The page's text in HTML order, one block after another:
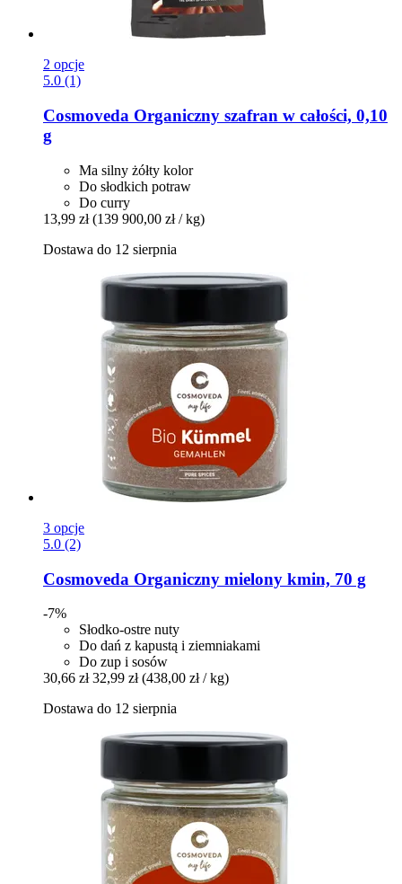
2 opcje
5.0 (1)
Cosmoveda Organiczny szafran w całości, 0,10
g
Ma silny żółty kolor
Do słodkich potraw
Do curry
13,99 zł (139 900,00 zł / kg)
Dostawa do 12 sierpnia
3 opcje
5.0 (2)
Cosmoveda Organiczny mielony kmin, 70 g
-7%
Słodko-ostre nuty
Do dań z kapustą i ziemniakami
Do zup i sosów
30,66 zł 32,99 zł (438,00 zł / kg)
Dostawa do 12 sierpnia